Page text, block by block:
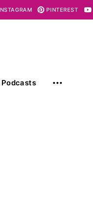
PINTEREST
Podcasts